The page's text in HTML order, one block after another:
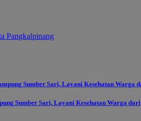
Pangkalpinang
Sumber Sari, Layani Kesehatan Warga dari